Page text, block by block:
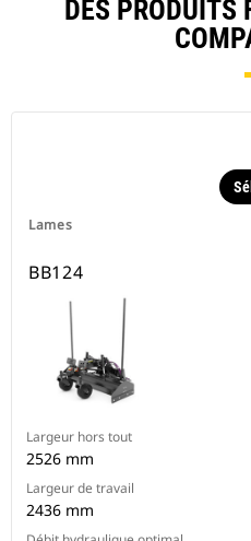
DES PRODUITS
Lames
BB124
Largeur hors tout
2526 mm
Largeur de travail
2436 mm